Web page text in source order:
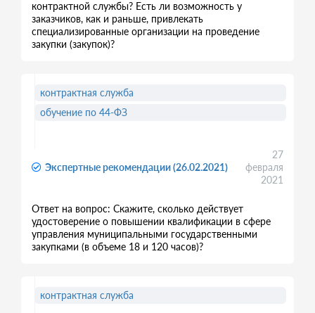
контрактной службы? Есть ли возможность у
заказчиков, как и раньше, привлекать
специализированные организации на проведение
закупки (закупок)?
Экспертные рекомендации (26.02.2021)
27
февраля
2021
Ответ на вопрос: Скажите, сколько действует
удостоверение о повышении квалификации в сфере
управления муниципальными государственными
закупками (в объеме 18 и 120 часов)?
контрактная служба
обучение по 44-ФЗ
контрактная служба